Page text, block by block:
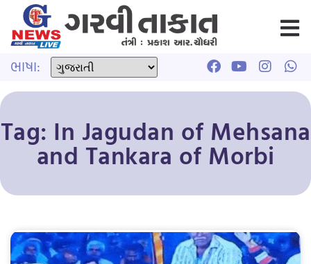
ભાષા:
Tag: In Jagudan of Mehsana
and Tankara of Morbi